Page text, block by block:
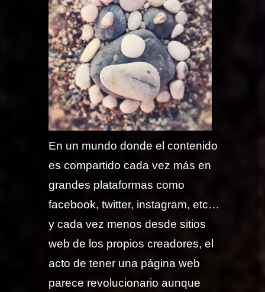
En un mundo donde el contenido
es compartido cada vez más en
grandes plataformas como
facebook, twitter, instagram, etc…
y cada vez menos desde sitios
web de los propios creadores, el
acto de tener una página web
parece revolucionario aunque